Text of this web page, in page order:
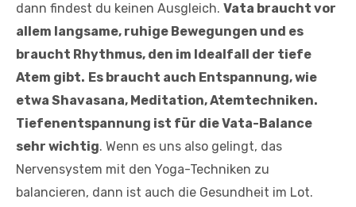
dann findest du keinen Ausgleich. Vata braucht vor
allem langsame, ruhige Bewegungen und es
braucht Rhythmus, den im Idealfall der tiefe
Atem gibt. Es braucht auch Entspannung, wie
etwa Shavasana, Meditation, Atemtechniken.
Tiefenentspannung ist für die Vata-Balance
sehr wichtig. Wenn es uns also gelingt, das
Nervensystem mit den Yoga-Techniken zu
balancieren, dann ist auch die Gesundheit im Lot.